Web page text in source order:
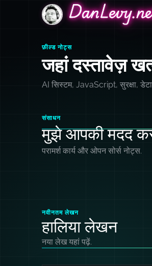
DanLevy.net
फ़ील्ड नोट्स
जहां दस्तावेज़
AI सिस्टम, JavaScript, सुरक्षा,
संसाधन
मुझे आपकी मदद
परामर्श कार्य और ओपन सोर्स नोट्स.
नवीनतम लेखन
हालिया लेखन
नया लेख यहां पढ़ें.